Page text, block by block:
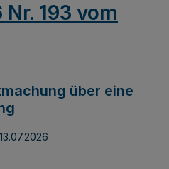
193 vom
über eine
13.07.2026